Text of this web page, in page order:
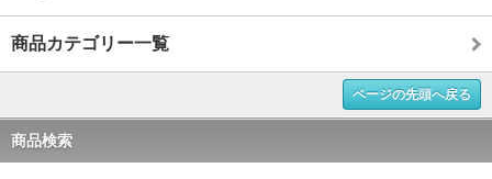
商品カテゴリー一覧
ページの先頭へ戻る
商品検索